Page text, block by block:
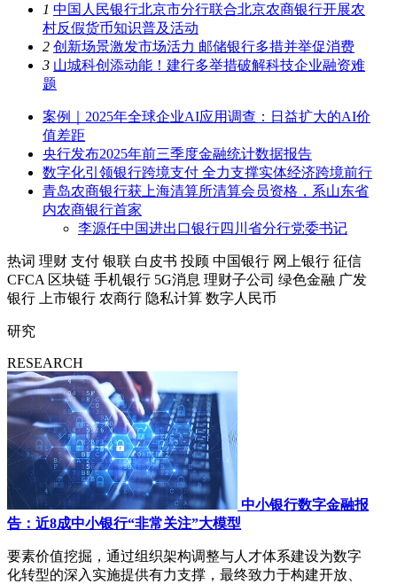
1 中国人民银行北京市分行联合北京农商银行开展农
村反假货币知识普及活动
2 创新场景激发市场活力 邮储银行多措并举促消费
3 山城科创添动能！建行多举措破解科技企业融资难
题
案例｜2025年全球企业AI应用调查：日益扩大的AI价
值差距
央行发布2025年前三季度金融统计数据报告
数字化引领银行跨境支付 全力支撑实体经济跨境前行
青岛农商银行获上海清算所清算会员资格，系山东省
内农商银行首家
李源任中国进出口银行四川省分行党委书记
热词 理财 支付 银联 白皮书 投顾 中国银行 网上银行 征信
CFCA 区块链 手机银行 5G消息 理财子公司 绿色金融 广发
银行
上市银行 农商行 隐私计算 数字人民币
研究
RESEARCH
中小银行数字金融报
告：近8成中小银行“非常关注”大模型
要素价值挖掘，通过组织架构调整与人才体系建设为数字
化转型的深入实施提供有力支撑，最终致力于构建开放、